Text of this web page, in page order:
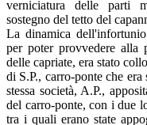
verniciatura delle parti
sostegno del tetto del
La dinamica
per poter provvedere alla
delle capriate, era stato
di S.P., carro-ponte che
stessa società, A.P.,
del carro-ponte, con i due
tra i quali erano state